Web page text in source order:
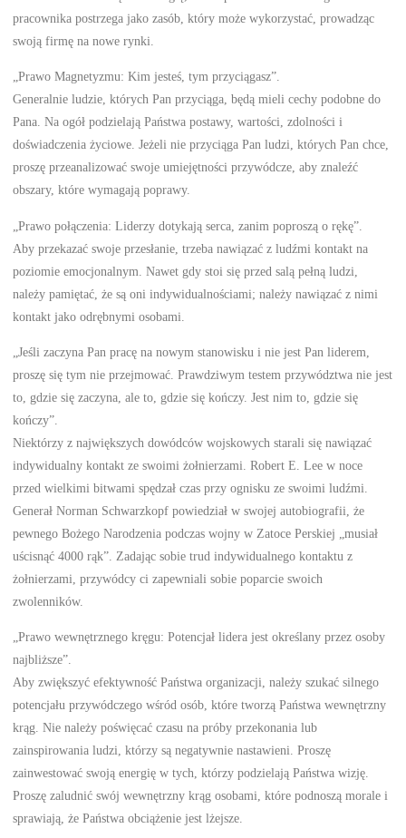
pracownika postrzega jako zasób, który może wykorzystać, prowadząc
swoją firmę na nowe rynki.
„Prawo Magnetyzmu: Kim jesteś, tym przyciągasz”.
Generalnie ludzie, których Pan przyciąga, będą mieli cechy podobne do
Pana. Na ogół podzielają Państwa postawy, wartości, zdolności i
doświadczenia życiowe. Jeżeli nie przyciąga Pan ludzi, których Pan chce,
proszę przeanalizować swoje umiejętności przywódcze, aby znaleźć
obszary, które wymagają poprawy.
„Prawo połączenia: Liderzy dotykają serca, zanim poproszą o rękę”.
Aby przekazać swoje przesłanie, trzeba nawiązać z ludźmi kontakt na
poziomie emocjonalnym. Nawet gdy stoi się przed salą pełną ludzi,
należy pamiętać, że są oni indywidualnościami; należy nawiązać z nimi
kontakt jako odrębnymi osobami.
„Jeśli zaczyna Pan pracę na nowym stanowisku i nie jest Pan liderem,
proszę się tym nie przejmować. Prawdziwym testem przywództwa nie jest
to, gdzie się zaczyna, ale to, gdzie się kończy. Jest nim to, gdzie się
kończy”.
Niektórzy z największych dowódców wojskowych starali się nawiązać
indywidualny kontakt ze swoimi żołnierzami. Robert E. Lee w noce
przed wielkimi bitwami spędzał czas przy ognisku ze swoimi ludźmi.
Generał Norman Schwarzkopf powiedział w swojej autobiografii, że
pewnego Bożego Narodzenia podczas wojny w Zatoce Perskiej „musiał
uścisnąć 4000 rąk”. Zadając sobie trud indywidualnego kontaktu z
żołnierzami, przywódcy ci zapewniali sobie poparcie swoich
zwolenników.
„Prawo wewnętrznego kręgu: Potencjał lidera jest określany przez osoby
najbliższe”.
Aby zwiększyć efektywność Państwa organizacji, należy szukać silnego
potencjału przywódczego wśród osób, które tworzą Państwa wewnętrzny
krąg. Nie należy poświęcać czasu na próby przekonania lub
zainspirowania ludzi, którzy są negatywnie nastawieni. Proszę
zainwestować swoją energię w tych, którzy podzielają Państwa wizję.
Proszę zaludnić swój wewnętrzny krąg osobami, które podnoszą morale i
sprawiają, że Państwa obciążenie jest lżejsze.